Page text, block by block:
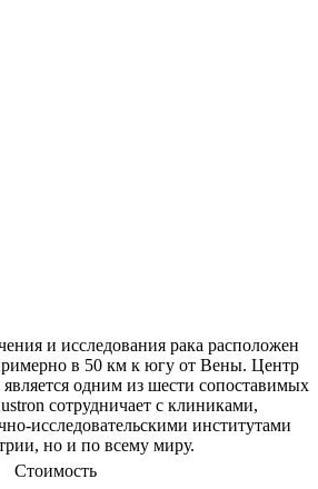
и исследования рака расположен
в 50 км к югу от Вены. Центр
одним из шести сопоставимых
сотрудничает с клиниками,
исследовательскими институтами
но и по всему миру.
Стоимость